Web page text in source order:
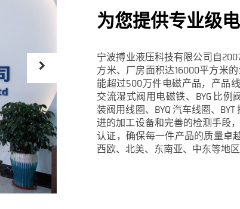
为您提供专业级
宁波搏业液压科技有限公司自
方米、厂房面积达16000平方米
能超过500万件电磁产品，产品
交流湿式阀用电磁铁、BYG 比例
装阀用线圈、BYQ 汽车线圈、
进的加工设备和完善的检测手段
认证，确保每一件产品的质量卓
西欧、北美、东南亚、中东等地区